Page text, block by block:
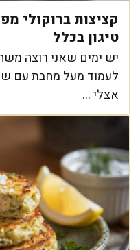
טיגון בכלל
יש ימים שאני רוצה
לעמוד מעל מחבת עם
אצלי ...